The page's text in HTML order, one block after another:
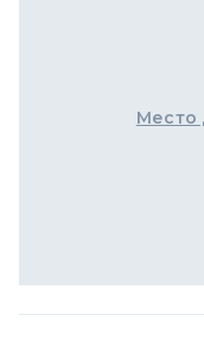
Место